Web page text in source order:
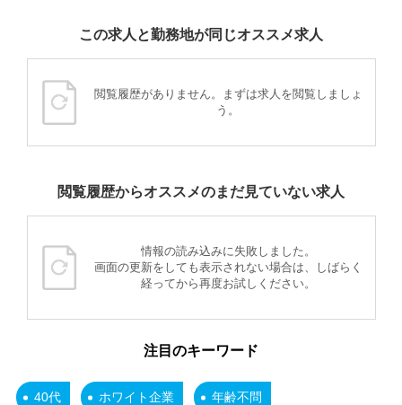
この求人と勤務地が同じオススメ求人
閲覧履歴がありません。まずは求人を閲覧しましょ
う。
閲覧履歴からオススメのまだ見ていない求人
情報の読み込みに失敗しました。
画面の更新をしても表示されない場合は、しばらく
経ってから再度お試しください。
注目のキーワード
40代 ホワイト企業 年齢不問